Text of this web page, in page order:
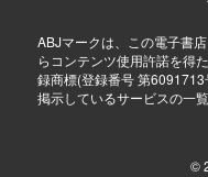
ABJマークは、この電子書
らコンテンツ使用許諾を得
録商標(登録番号 第
掲示しているサービスの一覧
©